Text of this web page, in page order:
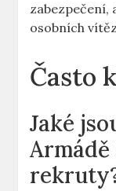
zabezpečení,
osobních
Často
Jaké
Armádě